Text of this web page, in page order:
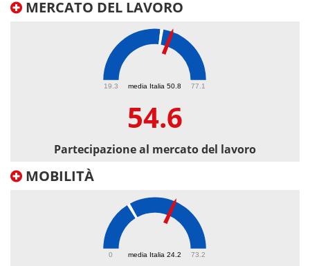
MERCATO DEL LAVORO
media Italia 50.8
19.3 77.1
54.6
Partecipazione al mercato del lavoro
MOBILITÀ
media Italia 24.2
0 73.2